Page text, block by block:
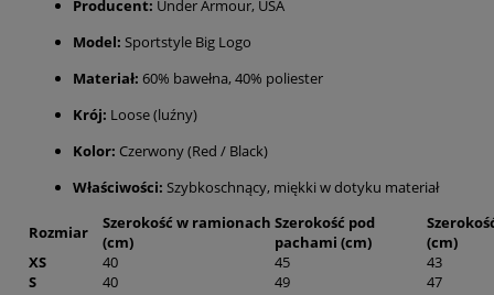
Producent: Under Armour, USA
Model: Sportstyle Big Logo
Materiał: 60% bawełna, 40% poliester
Krój: Loose (luźny)
Kolor: Czerwony (Red / Black)
Właściwości: Szybkoschnący, miękki w dotyku materiał
Rozmiar
Szerokość w ramionach
(cm)
Szerokość pod
pachami (cm)
(cm)
XS
40 45
43
S
40 49
47